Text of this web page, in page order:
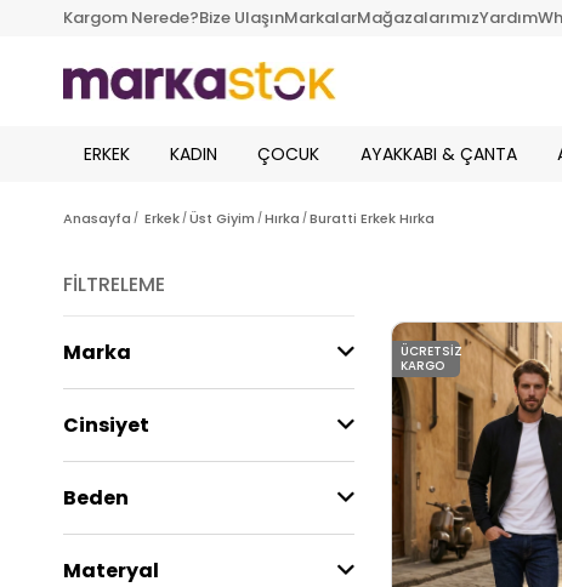
Kargom Nerede?Bize UlaşınMarkalarMağazalarımızYardım
ERKEK KADIN ÇOCUK AYAKKABI & ÇANTA
Anasayfa Erkek Üst Giyim Hırka Buratti Erkek Hırka
FILTRELEME
Marka
Cinsiyet
Beden
Materyal
ÜCRETSIZ
KARGO